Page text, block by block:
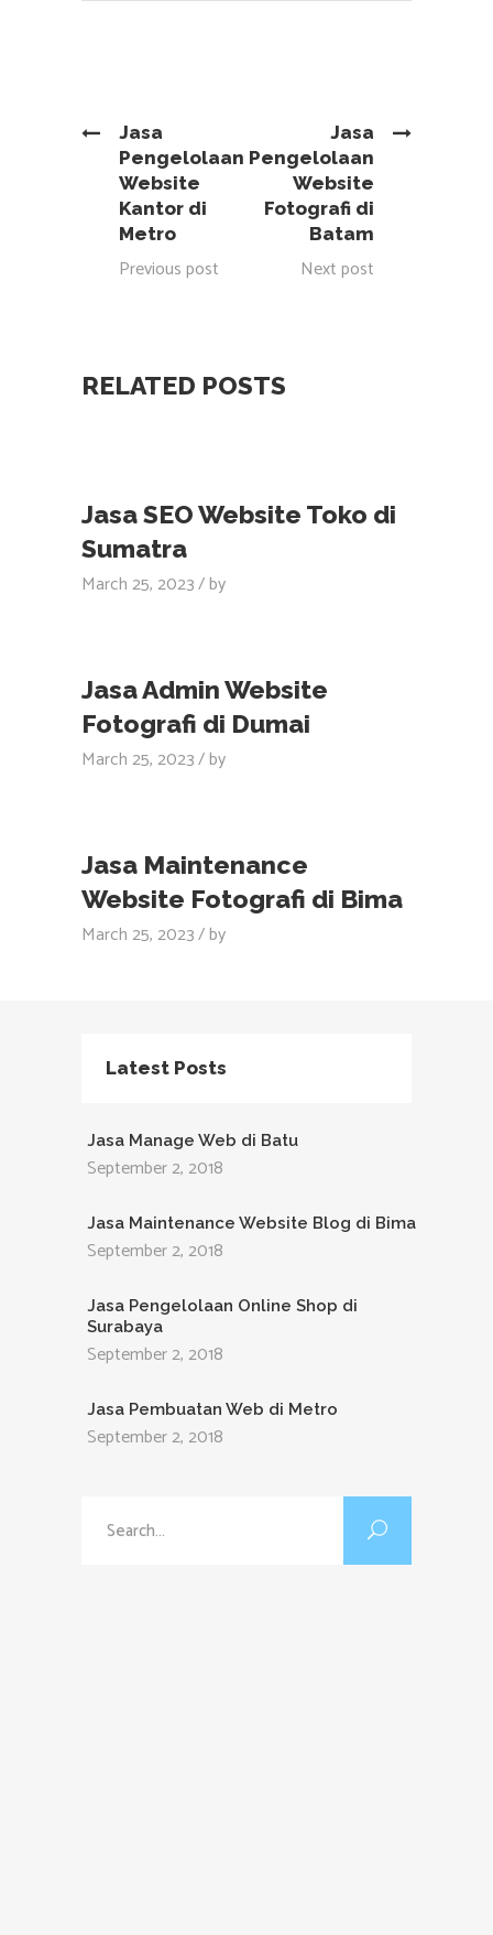
Jasa
Pengelolaan
Website
Kantor di
Metro
Previous post
Jasa
Pengelolaan
Website
Fotografi di
Batam
Next post
RELATED POSTS
Jasa SEO Website Toko di
Sumatra
March 25, 2023 by
Jasa Admin Website
Fotografi di Dumai
March 25, 2023 by
Jasa Maintenance
Website Fotografi di Bima
March 25, 2023 by
Latest Posts
Jasa Manage Web di Batu
September 2, 2018
Jasa Maintenance Website Blog di Bima
September 2, 2018
Jasa Pengelolaan Online Shop di
Surabaya
September 2, 2018
Jasa Pembuatan Web di Metro
September 2, 2018